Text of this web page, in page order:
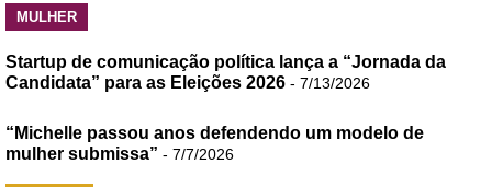
MULHER
Startup de comunicação política lança a “Jornada da
Candidata” para as Eleições 2026 - 7/13/2026
“Michelle passou anos defendendo um modelo de
mulher submissa” - 7/7/2026